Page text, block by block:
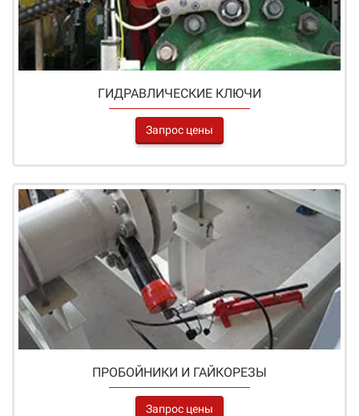
ГИДРАВЛИЧЕСКИЕ КЛЮЧИ
Запрос цены
ПРОБОЙНИКИ И ГАЙКОРЕЗЫ
Запрос цены